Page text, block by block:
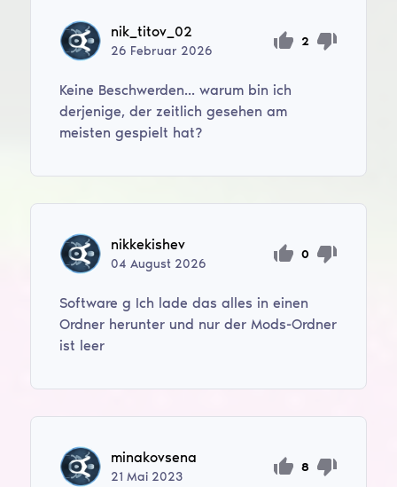
nik_titov_02
26 Februar 2026
2
Keine Beschwerden... warum bin ich
derjenige, der zeitlich gesehen am
meisten gespielt hat?
nikkekishev
04August 2026
0
Software g Ich lade das alles in einen
Ordner herunter und nur der Mods-Ordner
ist leer
minakovsena
21Mai 2023
8